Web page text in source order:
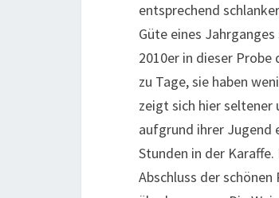
entsprechend
Güte eines
2010er in dieser
zu Tage, sie haben
zeigt sich hier seltener
aufgrund ihrer Jugend
Stunden in der
Abschluss der